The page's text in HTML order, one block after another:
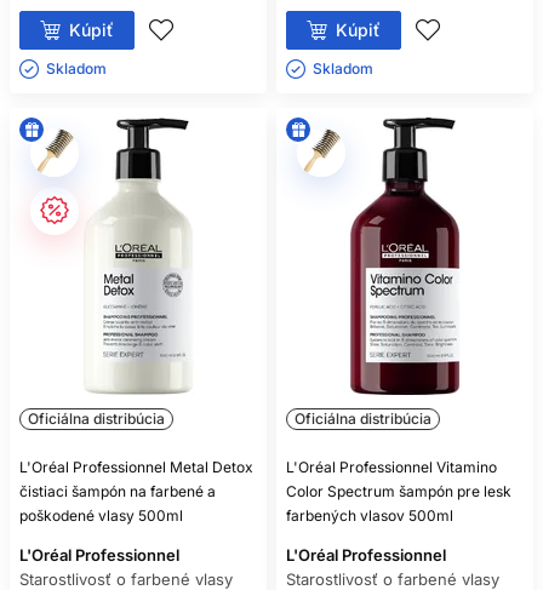
Kúpiť
Skladom ㅤ
Kúpiť
Skladom ㅤ
Oficiálna distribúcia
L'Oréal Professionnel Metal Detox
čistiaci šampón na farbené a
poškodené vlasy 500ml
L'Oréal Professionnel
Starostlivosť o farbené vlasy
Oficiálna distribúcia
L'Oréal Professionnel Vitamino
Color Spectrum šampón pre lesk
farbených vlasov 500ml
L'Oréal Professionnel
Starostlivosť o farbené vlasy